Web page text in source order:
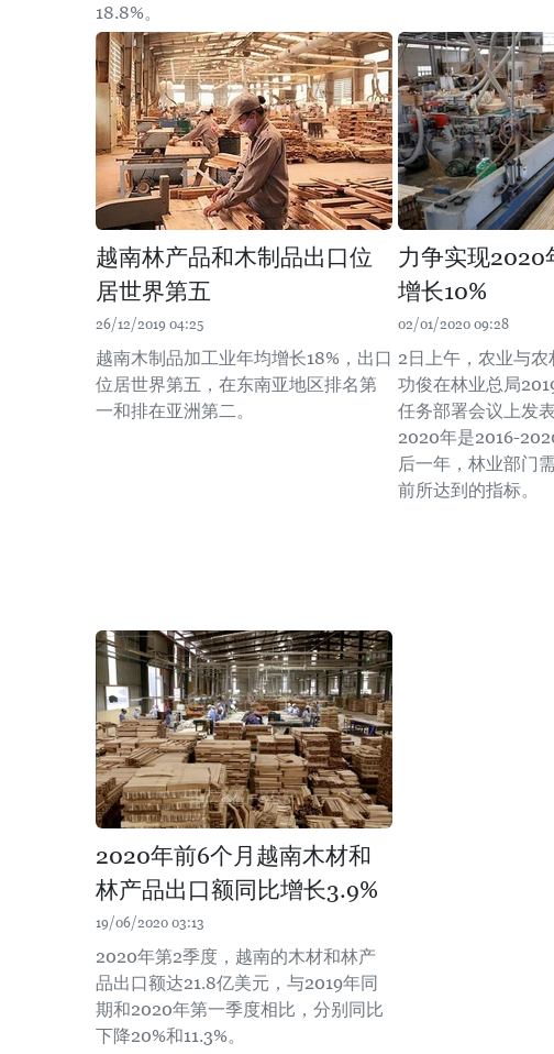
18.8%。
越南林产品和木制品出口位
居世界第五
26/12/2019 04:25
越南木制品加工业年均增长18%，出口
位居世界第五，在东南亚地区排名第
一和排在亚洲第二。
力争实现2020
增长10%
02/01/2020 09:28
2日上午，农业与
功俊在林业总局
任务部署会议上发
2020年是2016-
后一年，林业部门
前所达到的指标。
2020年前6个月越南木材和
林产品出口额同比增长3.9%
19/06/2020 03:13
2020年第2季度，越南的木材和林产
品出口额达21.8亿美元，与2019年同
期和2020年第一季度相比，分别同比
下降20%和11.3%。